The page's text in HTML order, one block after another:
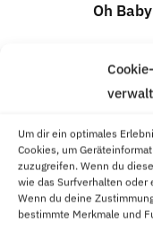
Um dir ein optimales
Cookies, um
zuzugreifen. Wenn du
wie das Surfverhalten
Wenn du deine
bestimmte Merkmale und
Oh